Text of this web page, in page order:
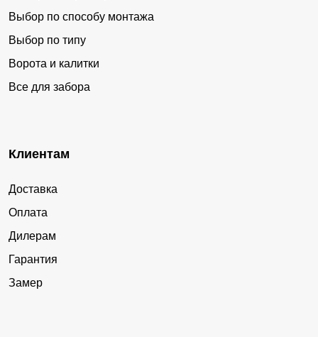
Выбор по способу монтажа
Выбор по типу
Ворота и калитки
Все для забора
Клиентам
Доставка
Оплата
Дилерам
Гарантия
Замер